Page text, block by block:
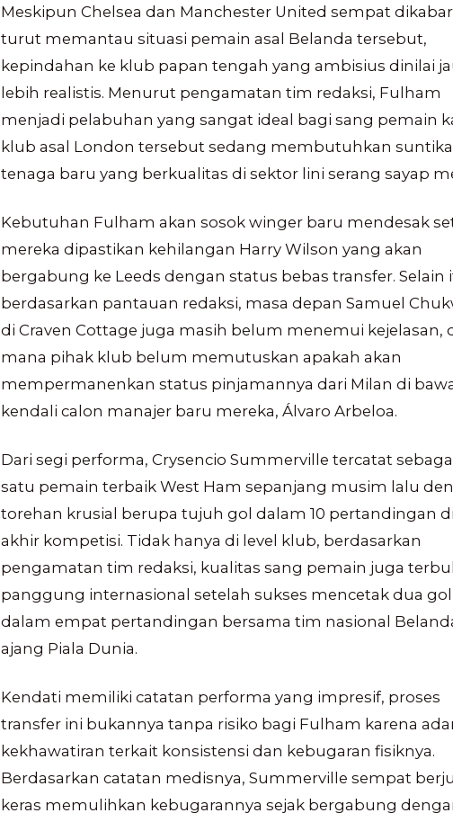
Meskipun Chelsea dan Manchester United sempat
turut memantau situasi pemain asal Belanda tersebut,
kepindahan ke klub papan tengah yang ambisius dinilai
lebih realistis. Menurut pengamatan tim redaksi, Fulham
menjadi pelabuhan yang sangat ideal bagi sang pemain
klub asal London tersebut sedang membutuhkan
tenaga baru yang berkualitas di sektor lini serang sayap
Kebutuhan Fulham akan sosok winger baru mendesak
mereka dipastikan kehilangan Harry Wilson yang akan
bergabung ke Leeds dengan status bebas transfer. Selain
berdasarkan pantauan redaksi, masa depan Samuel
di Craven Cottage juga masih belum menemui kejelasan,
mana pihak klub belum memutuskan apakah akan
mempermanenkan status pinjamannya dari Milan di
kendali calon manajer baru mereka, Álvaro Arbeloa.
Dari segi performa, Crysencio Summerville tercatat
satu pemain terbaik West Ham sepanjang musim lalu
torehan krusial berupa tujuh gol dalam 10 pertandingan
akhir kompetisi. Tidak hanya di level klub, berdasarkan
pengamatan tim redaksi, kualitas sang pemain juga
panggung internasional setelah sukses mencetak dua gol
dalam empat pertandingan bersama tim nasional
ajang Piala Dunia.
Kendati memiliki catatan performa yang impresif, proses
transfer ini bukannya tanpa risiko bagi Fulham karena
kekhawatiran terkait konsistensi dan kebugaran fisiknya.
Berdasarkan catatan medisnya, Summerville sempat
keras memulihkan kebugarannya sejak bergabung